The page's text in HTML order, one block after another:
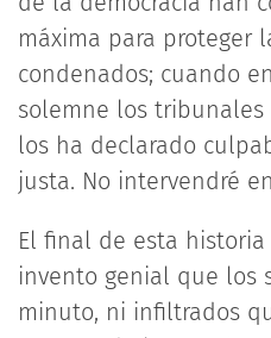
máxima para proteger
condenados; cuando
solemne los tribunales
los ha declarado
justa. No intervendré
El final de esta
invento genial que los
minuto, ni infiltrados